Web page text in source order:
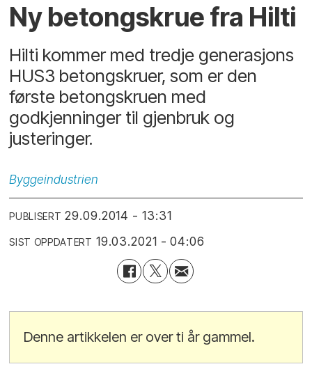
Ny betongskrue fra Hilti
Hilti kommer med tredje generasjons
HUS3 betongskruer, som er den
første betongskruen med
godkjenninger til gjenbruk og
justeringer.
Byggeindustrien
PUBLISERT 29.09.2014 - 13:31
SIST OPPDATERT 19.03.2021 - 04:06
Denne artikkelen er over ti år gammel.